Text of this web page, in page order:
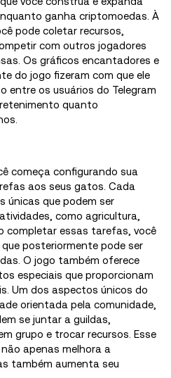
ganha criptomoedas. À
pode coletar recursos,
com outros jogadores
Os gráficos encantadores e
do jogo fizeram com que ele
entre os usuários do Telegram
quanto
começa configurando sua
aos seus gatos. Cada
únicas que podem ser
como agricultura,
completar essas tarefas, você
posteriormente pode ser
O jogo também oferece
especiais que proporcionam
Um dos aspectos únicos do
orientada pela comunidade,
se juntar a guildas,
grupo e trocar recursos. Esse
apenas melhora a
também aumenta seu